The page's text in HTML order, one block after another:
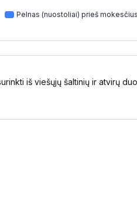
Pelnas (nuostoliai) prieš mokesčius
iš viešųjų šaltinių ir atvirų